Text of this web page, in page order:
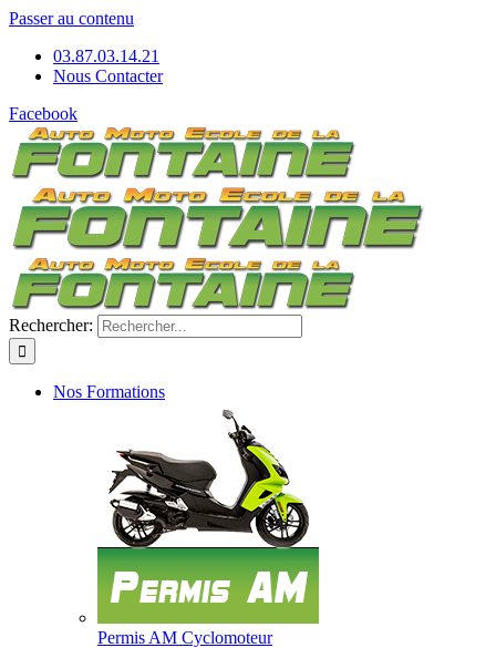
Passer au contenu
03.87.03.14.21
Nous Contacter
Facebook
Rechercher:
Nos Formations
Permis AM Cyclomoteur